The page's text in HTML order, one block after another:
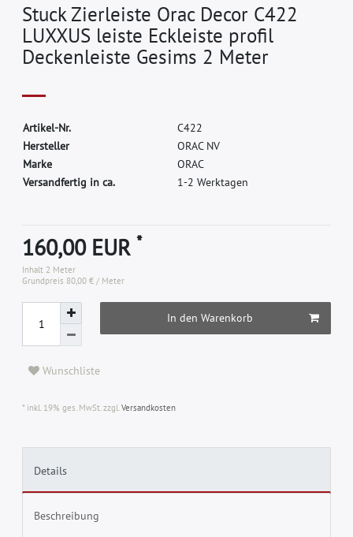
Stuck Zierleiste Orac Decor C422
LUXXUS leiste Eckleiste profil
Deckenleiste Gesims 2 Meter
Artikel-Nr. C422
Hersteller ORAC NV
Marke ORAC
Versandfertig in ca.
1-2 Werktagen
160,00 EUR*
Inhalt 2 Meter
Grundpreis 80,00 € / Meter
In den Warenkorb
Wunschliste
* inkl. 19% ges. MwSt. zzgl.Versandkosten
Details
Beschreibung